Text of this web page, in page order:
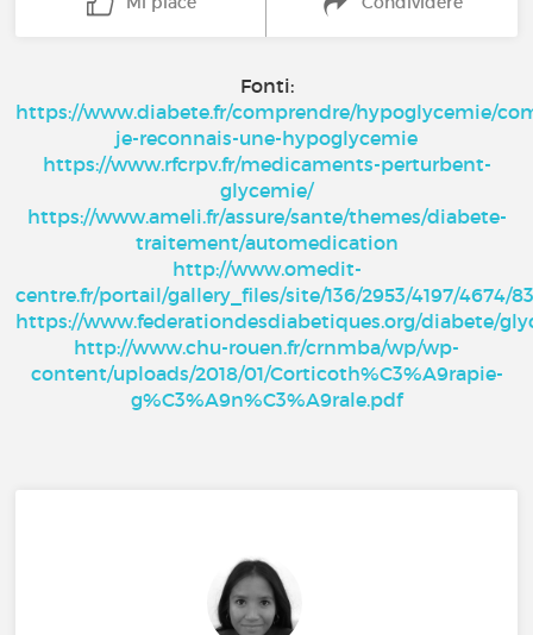
Fonti:
https://www.diabete.fr/comprendre/hypoglycemie/
je-reconnais-une-hypoglycemie
https://www.rfcrpv.fr/medicaments-perturbent-
glycemie/
https://www.ameli.fr/assure/sante/themes/diabete-
traitement/automedication
http://www.omedit-
centre.fr/portail/gallery_files/site/136/2953/4197/4674/
https://www.federationdesdiabetiques.org/diabete/
http://www.chu-rouen.fr/crnmba/wp/wp-
content/uploads/2018/01/Corticoth%C3%A9rapie-
g%C3%A9n%C3%A9rale.pdf